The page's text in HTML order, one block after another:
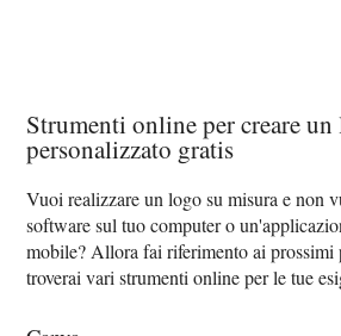
Strumenti online per creare
personalizzato gratis
Vuoi realizzare un logo su misura e non
software sul tuo computer o
mobile? Allora fai riferimento ai prossimi
troverai vari strumenti online per le tue